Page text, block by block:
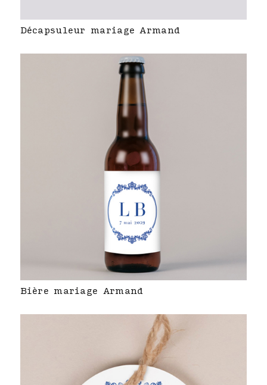
Décapsuleur mariage Armand
Bière mariage Armand